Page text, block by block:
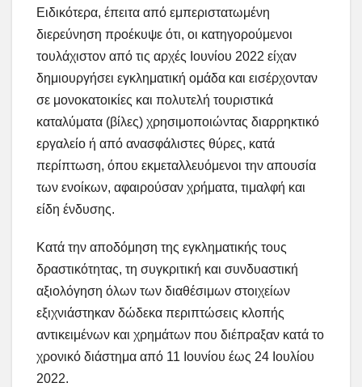
Ειδικότερα, έπειτα από εμπεριστατωμένη
διερεύνηση προέκυψε ότι, οι κατηγορούμενοι
τουλάχιστον από τις αρχές Ιουνίου 2022 είχαν
δημιουργήσει εγκληματική ομάδα και εισέρχονταν
σε μονοκατοικίες και πολυτελή τουριστικά
καταλύματα (βίλες) χρησιμοποιώντας διαρρηκτικό
εργαλείο ή από ανασφάλιστες θύρες, κατά
περίπτωση, όπου εκμεταλλευόμενοι την απουσία
των ενοίκων, αφαιρούσαν χρήματα, τιμαλφή και
είδη ένδυσης.
Κατά την αποδόμηση της εγκληματικής τους
δραστικότητας, τη συγκριτική και συνδυαστική
αξιολόγηση όλων των διαθέσιμων στοιχείων
εξιχνιάστηκαν δώδεκα περιπτώσεις κλοπής
αντικειμένων και χρημάτων που διέπραξαν κατά το
χρονικό διάστημα από 11 Ιουνίου έως 24 Ιουλίου
2022.